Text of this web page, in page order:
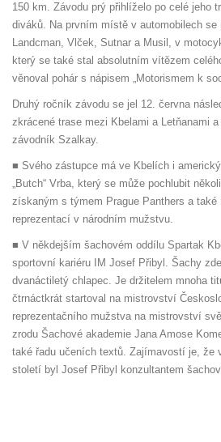
150 km. Závodu prý přihlíželo po celé jeho
diváků. Na prvním místě v automobilech se
Landcman, Vlček, Sutnar a Musil, v
který se také stal absolutním vítězem
věnoval pohár s nápisem „Motorismem k
Druhý ročník závodu se jel 12. června
zkrácené trase mezi Kbelami a Letňanami
závodník Szalkay.
■ Svého zástupce má ve Kbelích i
„Butch“ Vrba, který se může pochlubit
získaným s týmem Prague Panthers a také
reprezentací v národním mužstvu.
■ V někdejším šachovém oddílu Spartak
sportovní kariéru IM Josef Přibyl. Šachy
dvanáctiletý chlapec. Je držitelem mnoha
čtrnáctkrát startoval na mistrovství
reprezentačního mužstva na mistrovství
zrodu Šachové akademie Jana Amose
také řadu učeních textů. Zajímavostí je, že
století byl Josef Přibyl konzultantem